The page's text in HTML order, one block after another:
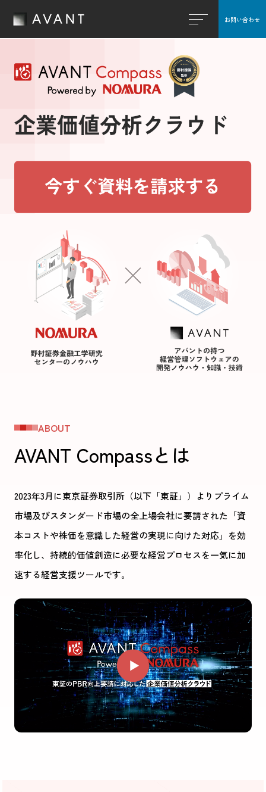
お問い合わせ
ABOUT
AVANT Compassとは
2023年3月に東京証券取引所（以下「東証」）よりプライム
市場及びスタンダード市場の全上場会社に要請された 「資
本コストや株価を意識した経営の実現に向けた対応」 を効
率化し、持続的価値創造に必要な経営プロセスを一気に加
速する経営支援ツールです。